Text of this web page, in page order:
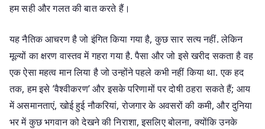
हम सही और गलत की बात करते हैं।
यह नैतिक आचरण है जो इंगित किया गया है, कुछ सार सत्य नहीं. लेकिन
मूल्यों का क्षरण वास्तव में गहरा गया है. पैसा और जो इसे खरीद सकता है वह
एक ऐसा महत्व मान लिया है जो उन्होंने पहले कभी नहीं किया था. एक हद
तक, हम इसे ’वैश्वीकरण’ और इसके परिणामों पर दोषी ठहरा सकते हैं; आय
में असमानताएं, खोई हुई नौकरियां, रोजगार के अवसरों की कमी, और दुनिया
भर में कुछ भगवान को देखने की निराशा, इसलिए बोलना, क्योंकि उनके